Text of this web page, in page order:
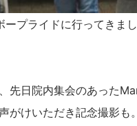
ープライドに行ってきま
先日院内集会のあった
がけいただき記念撮影も。